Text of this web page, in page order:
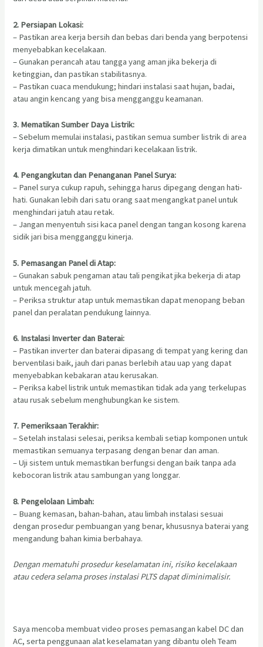
2. Persiapan Lokasi:
– Pastikan area kerja bersih dan bebas dari benda yang berpotensi
menyebabkan kecelakaan.
– Gunakan perancah atau tangga yang aman jika bekerja di
ketinggian, dan pastikan stabilitasnya.
– Pastikan cuaca mendukung; hindari instalasi saat hujan, badai,
atau angin kencang yang bisa mengganggu keamanan.
3. Mematikan Sumber Daya Listrik:
– Sebelum memulai instalasi, pastikan semua sumber listrik di area
kerja dimatikan untuk menghindari kecelakaan listrik.
4. Pengangkutan dan Penanganan Panel Surya:
– Panel surya cukup rapuh, sehingga harus dipegang dengan hati-
hati. Gunakan lebih dari satu orang saat mengangkat panel untuk
menghindari jatuh atau retak.
– Jangan menyentuh sisi kaca panel dengan tangan kosong karena
sidik jari bisa mengganggu kinerja.
5. Pemasangan Panel di Atap:
– Gunakan sabuk pengaman atau tali pengikat jika bekerja di atap
untuk mencegah jatuh.
– Periksa struktur atap untuk memastikan dapat menopang beban
panel dan peralatan pendukung lainnya.
6. Instalasi Inverter dan Baterai:
– Pastikan inverter dan baterai dipasang di tempat yang kering dan
berventilasi baik, jauh dari panas berlebih atau uap yang dapat
menyebabkan kebakaran atau kerusakan.
– Periksa kabel listrik untuk memastikan tidak ada yang terkelupas
atau rusak sebelum menghubungkan ke sistem.
7. Pemeriksaan Terakhir:
– Setelah instalasi selesai, periksa kembali setiap komponen untuk
memastikan semuanya terpasang dengan benar dan aman.
– Uji sistem untuk memastikan berfungsi dengan baik tanpa ada
kebocoran listrik atau sambungan yang longgar.
8. Pengelolaan Limbah:
– Buang kemasan, bahan-bahan, atau limbah instalasi sesuai
dengan prosedur pembuangan yang benar, khususnya baterai yang
mengandung bahan kimia berbahaya.
Dengan mematuhi prosedur keselamatan ini, risiko kecelakaan
atau cedera selama proses instalasi PLTS dapat diminimalisir.
Saya mencoba membuat video proses pemasangan kabel DC dan
AC, serta penggunaan alat keselamatan yang dibantu oleh Team